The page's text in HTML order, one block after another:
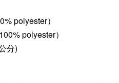
polyester）
polyester）
分)